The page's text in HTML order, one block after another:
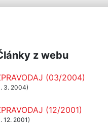
z webu
(03/2004)
3. 2004)
(12/2001)
12. 2001)